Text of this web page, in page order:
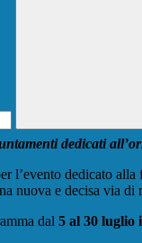
dedicati
l’evento dedicato
nuova e decisa via di
dal 5 al 30 luglio